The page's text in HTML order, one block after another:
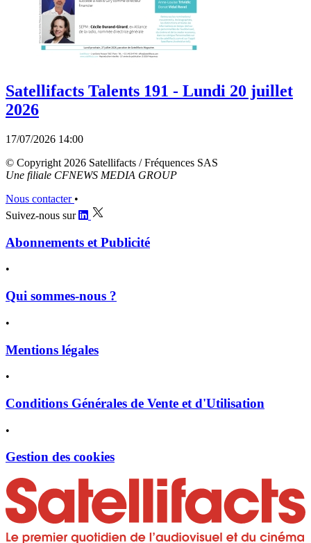
Satellifacts Talents 191 - Lundi 20 juillet
2026
17/07/2026 14:00
© Copyright 2026 Satellifacts / Fréquences SAS
Une filiale CFNEWS MEDIA GROUP
Nous contacter •
Suivez-nous sur
Abonnements et Publicité
•
Qui sommes-nous ?
•
Mentions légales
•
Conditions Générales de Vente et d'Utilisation
•
Gestion des cookies